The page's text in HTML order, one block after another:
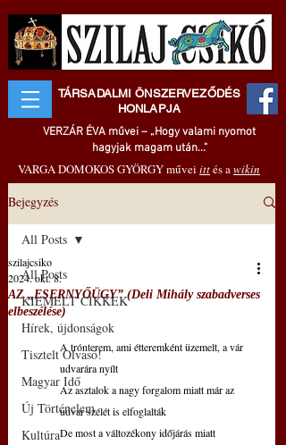
TÁRSADALMI ÖNSZERVEZŐDÉS
HONLAPJA
VERZÁR ÉVA művei – „Hogy valami nyomot
hagyjak magam után..."
VARGA DOMOKOS GYÖRGY művei ittés awikin
Bejegyzés
All Posts
KIEMELT CIKKEK
Hírek, újdonságok
Tisztelt Olvasó!
Magyar Idő
Új Történelem
Kultúra
All Posts
AZ „ESERNYŐÜGY” (Deli Mihály szabadverses
elbeszélése)
szilajcsiko
2024. okt. 8.
A trónterem, ami étteremként üzemelt, a vár
udvarára nyílt
Az asztalok a nagy forgalom miatt már az
udvar szélét is elfoglalták
De most a változékony időjárás miatt